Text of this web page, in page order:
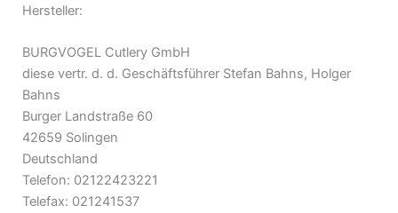
Hersteller:
BURGVOGEL Cutlery GmbH
diese vertr. d. d. Geschäftsführer Stefan Bahns, Holger
Bahns
Burger Landstraße 60
42659 Solingen
Deutschland
Telefon: 02122423221
Telefax: 021241537